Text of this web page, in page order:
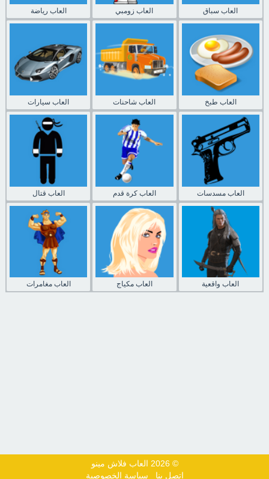
العاب رياضة العاب زومبي العاب سباق
العاب سيارات العاب شاحنات العاب طبخ
العاب قتال العاب كرة قدم العاب مسدسات
العاب مغامرات العاب مكياج العاب واقعية
© 2026 العاب فلاش مينو
اتصل بنا
سياسة الخصوصية